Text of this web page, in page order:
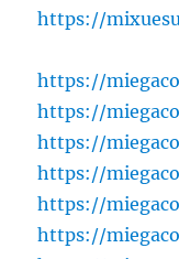
https://
https://
https://
https://
https://
https://
https://